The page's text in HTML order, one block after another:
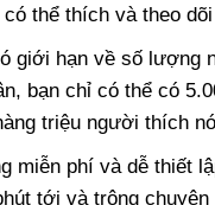
thể thích và theo
giới hạn về số lượng
bạn chỉ có thể có
triệu người thích
miễn phí và dễ thiết
tới và trông